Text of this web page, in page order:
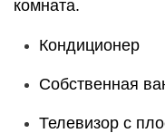
комната.
Кондиционер
Собственная
Телевизор с